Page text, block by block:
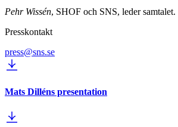
Pehr Wissén, SHOF och SNS, leder samtalet.
Presskontakt
press@sns.se
Mats Dilléns presentation